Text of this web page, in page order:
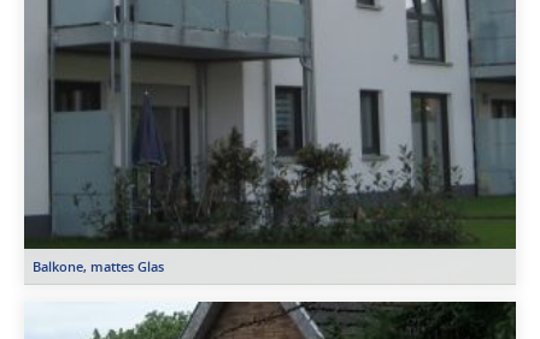
Balkone, mattes Glas